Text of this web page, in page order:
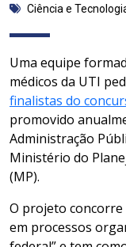
Ciência e
Uma equipe
médicos da UTI
finalistas do
promovido
Administração
Ministério do
(MP).
O projeto concorre
em processos